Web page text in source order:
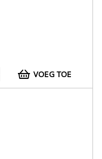
VOEG TOE